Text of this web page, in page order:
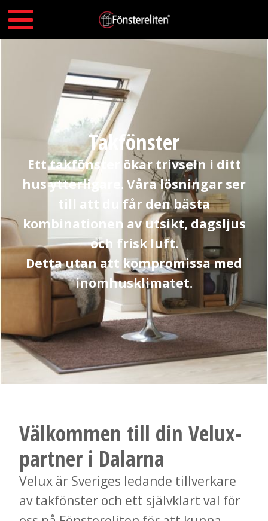
Takfönster
Ett takfönster ökar trivseln i ditt
hus ytterligare. Våra lösningar ser
till att du får den bästa
kombinationen av utsikt, dagsljus
och frisk luft.
Detta utan att kompromissa med
inomhusklimatet.
Välkommen till din Velux-
partner i Dalarna
Velux är Sveriges ledande tillverkare
av takfönster och ett självklart val för